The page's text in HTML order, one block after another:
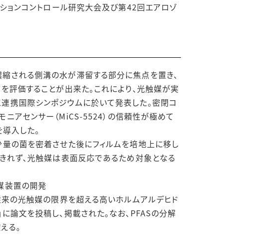
ンコントロール研究大会及び第42回エアロゾ
される側溝の水が滞留する部分に焦点を置き、
評価することが出来た。これにより、光触媒が実
携国際シンポジウムに於いて発表した。密閉コ
アセンサー（MiCS-5524）の信頼性が極めて
入した。
の菌を密着させた後にフィルムを培地上に移し
れず、光触媒は表面反応であるため対象となる
装置の開発
の光触媒の限界を超える高いホルムアルデヒド
論文を投稿し、掲載された。なお、PFASの分解
る。